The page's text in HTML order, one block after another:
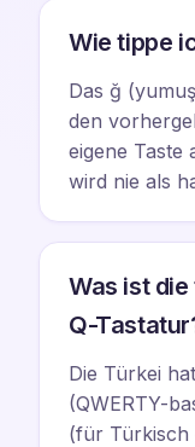
Wie tippe
Das ğ
den
eigene Taste
wird nie als
Was ist
Q-
Die Türkei
(QWERTY-
(für Türkisch